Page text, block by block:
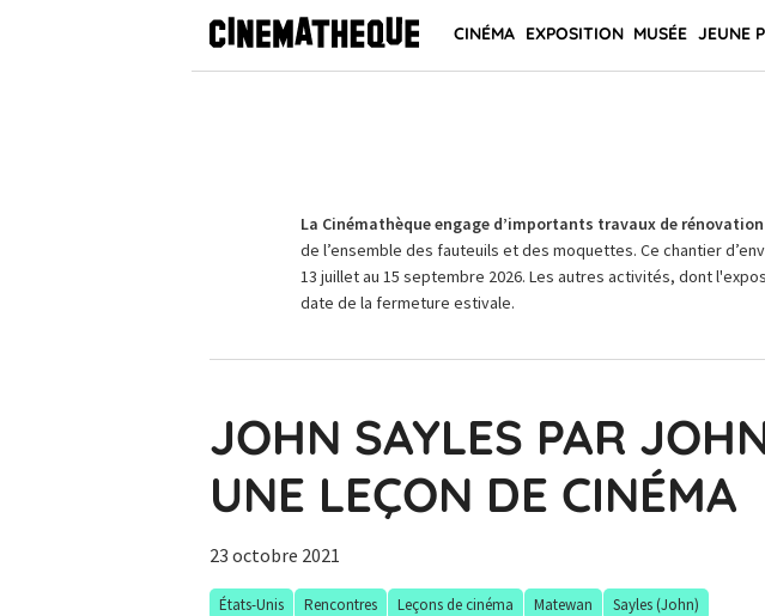
CINÉMA EXPOSITION MUSÉE JEUNE
La Cinémathèque engage d’importants travaux de
de l’ensemble des fauteuils et des moquettes. Ce chantier
13 juillet au 15 septembre 2026. Les autres activités, dont
date de la fermeture estivale.
JOHN SAYLES PAR
UNE LEÇON DE CINÉMA
23 octobre 2021
États-Unis Rencontres Leçons de cinéma Matewan Sayles (John)